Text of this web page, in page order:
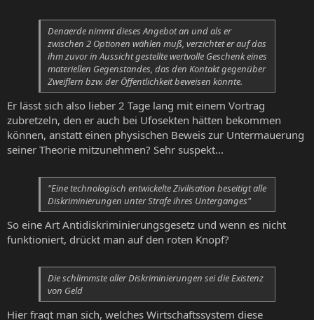
Denaerde nimmt dieses Angebot an und als er
zwischen 2 Optionen wählen muß, verzichtet er auf das
ihm zuvor in Aussicht gestellte wertvolle Geschenk eines
materiellen Gegenstandes, das den Kontakt gegenüber
Zweiflern bzw. der Öffentlichkeit beweisen könnte.
Er lässt sich also lieber 2 Tage lang mit einem Vortrag
zubretzeln, den er auch bei Ufosekten hätten bekommen
können, anstatt einen physischen Beweis zur Untermauerung
seiner Theorie mitzunehmen? Sehr suspekt...
"Eine technologisch entwickelte Zivilisation beseitigt alle
Diskriminierungen unter Strafe ihres Unterganges"
So eine Art Antidiskriminierungsgesetz und wenn es nicht
funktioniert, drückt man auf den roten Knopf?
Die schlimmste aller Diskriminierungen sei die Existenz
von Geld
Hier fragt man sich, welches Wirtschaftssystem diese